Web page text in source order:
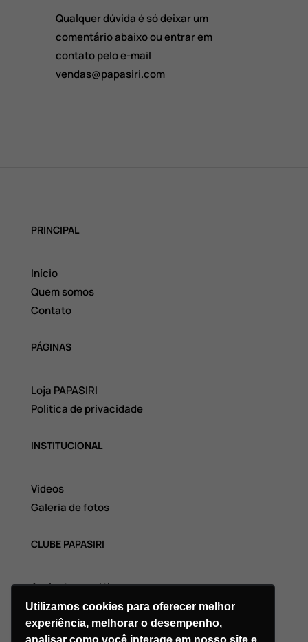
Utilizamos cookies para oferecer melhor
experiência, melhorar o desempenho,
analisar como você interage em nosso site e
Qualquer dúvida é só deixar um
comentário abaixo ou entrar em
contato pelo e-mail
vendas@papasiri.com
PRINCIPAL
Início
Quem somos
Contato
PÁGINAS
Loja PAPASIRI
Politica de privacidade
INSTITUCIONAL
Videos
Galeria de fotos
CLUBE PAPASIRI
Assinatura grátis